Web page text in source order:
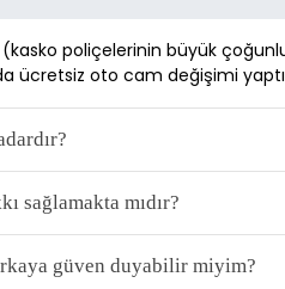
poliçelerinin büyük
ücretsiz oto cam değişimi
sağlamakta mıdır?
güven duyabilir miyim?